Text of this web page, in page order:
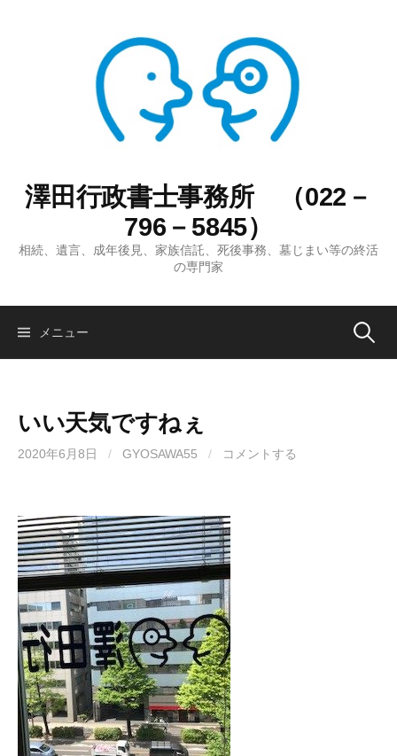
澤田行政書士事務所 （022－
796－5845）
相続、遺言、成年後見、家族信託、死後事務、墓じまい等の終活
の専門家
メニュー 検
いい天気ですねぇ
2020年6月8日 / GYOSAWA55 / コメントする